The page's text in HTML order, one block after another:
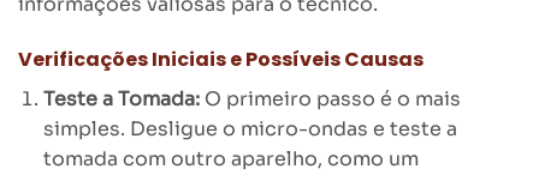
Verificações Iniciais e Possíveis Causas
Teste a Tomada:O primeiro passo é o mais
simples. Desligue o micro-ondas e teste a
tomada com outro aparelho, como um